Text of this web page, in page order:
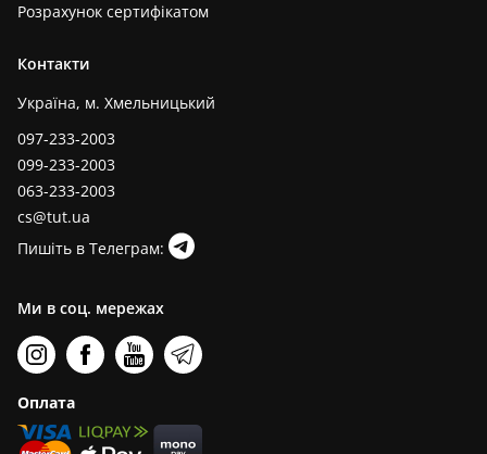
Розрахунок сертифікатом
Контакти
Україна, м. Хмельницький
097-233-2003
099-233-2003
063-233-2003
cs@tut.ua
Пишіть в Телеграм:
Ми в соц. мережах
Оплата